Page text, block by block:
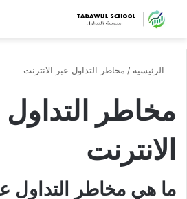
الرئيسية / مخاطر التداول عبر الانترنت
مخاطر التداول
الانترنت
ما هي مخاطر التداول